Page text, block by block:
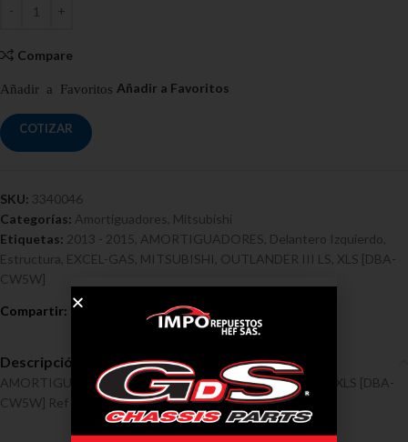
Compare
COTIZAR
SKU: 3340046
Categorías: Amortiguadores Mitsubishi
Etiquetas: 2013 - 2015 AMORTIGUADORES Delantero Izquierdo
Estructura EXCEL-GAS MITSUBISHI OUTLANDER III LS XLS [DBA-
CW5W]
Descripción
AMORTIGUADORES / MITSUBISHI / OUTLANDER III LS, XLS [DBA-
CW5W] Ref 3340046, 2013 – 2015